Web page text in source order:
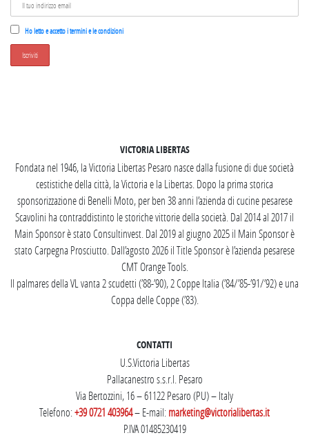
Ho letto e accetto i termini e le condizioni
VICTORIA LIBERTAS
Fondata nel 1946, la Victoria Libertas Pesaro nasce dalla fusione di due società
cestistiche della città, la Victoria e la Libertas. Dopo la prima storica
sponsorizzazione di Benelli Moto, per ben 38 anni l’azienda di cucine pesarese
Scavolini ha contraddistinto le storiche vittorie della società. Dal 2014 al 2017 il
Main Sponsor è stato Consultinvest. Dal 2019 al giugno 2025 il Main Sponsor è
stato Carpegna Prosciutto. Dall’agosto 2026 il Title Sponsor è l’azienda pesarese
CMT Orange Tools.
Il palmares della VL vanta 2 scudetti (’88-’90), 2 Coppe Italia (’84/’85-’91/’92) e una
Coppa delle Coppe (’83).
CONTATTI
U.S.Victoria Libertas
Pallacanestro s.s.r.l. Pesaro
Via Bertozzini, 16 – 61122 Pesaro (PU) – Italy
Telefono:+39 0721 403964– E-mail:marketing@victorialibertas.it
P.IVA 01485230419